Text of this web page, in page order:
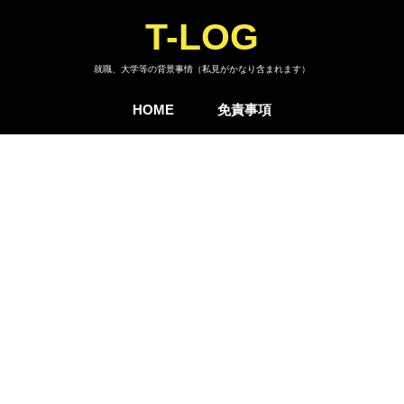
T-LOG
就職、大学等の背景事情（私見がかなり含まれます）
HOME 免責事項